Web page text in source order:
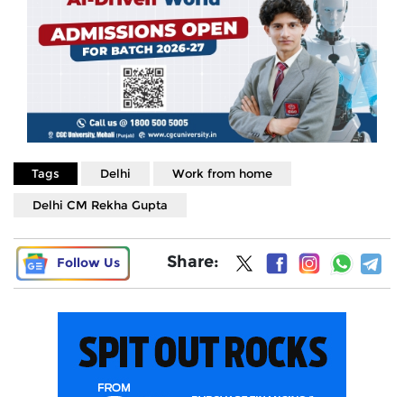
Tags Delhi Work from home
Delhi CM Rekha Gupta
Follow Us Share: